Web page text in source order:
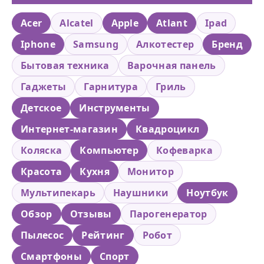
Acer Alcatel Apple Atlant
Ipad
Iphone
Samsung Алкотестер
Бренд
Бытовая техника
Варочная панель
Гаджеты
Гарнитура
Гриль
Детское
Инструменты
Интернет-магазин
Квадроцикл
Коляска
Компьютер
Кофеварка
Красота
Кухня
Монитор
Мультипекарь
Наушники
Ноутбук
Обзор
Отзывы
Парогенератор
Пылесос
Рейтинг
Робот
Смартфоны
Спорт